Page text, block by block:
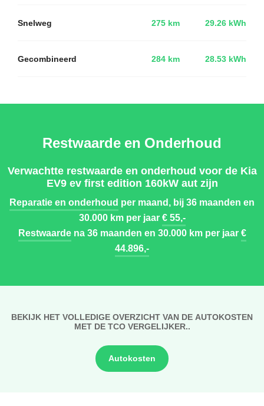
Snelweg 275 km 29.26 kWh
Gecombineerd 284 km 28.53 kWh
Restwaarde en Onderhoud
Verwachtte restwaarde en onderhoud voor de Kia
EV9 ev first edition 160kW aut zijn
Reparatie en onderhoud per maand, bij 36 maanden en
30.000 km per jaar€ 55,-
Restwaardena 36 maanden en 30.000 km per jaar€
44.896,-
BEKIJK HET VOLLEDIGE OVERZICHT VAN DE AUTOKOSTEN
MET DE TCO VERGELIJKER..
Autokosten